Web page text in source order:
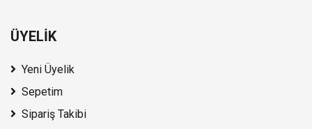
ÜYELİK
Yeni Üyelik
Sepetim
Sipariş Takibi